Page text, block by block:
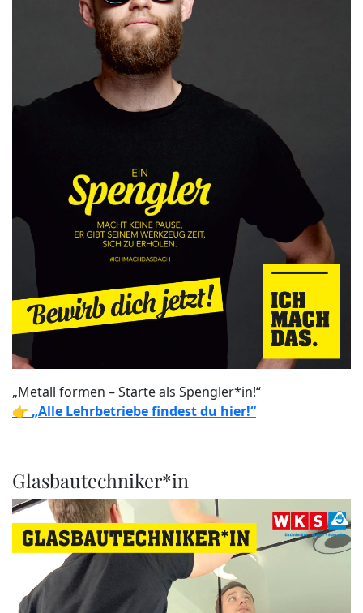
„Metall formen – Starte als Spengler*in!“
👉 „Alle Lehrbetriebe findest du hier!“
Glasbautechniker*in